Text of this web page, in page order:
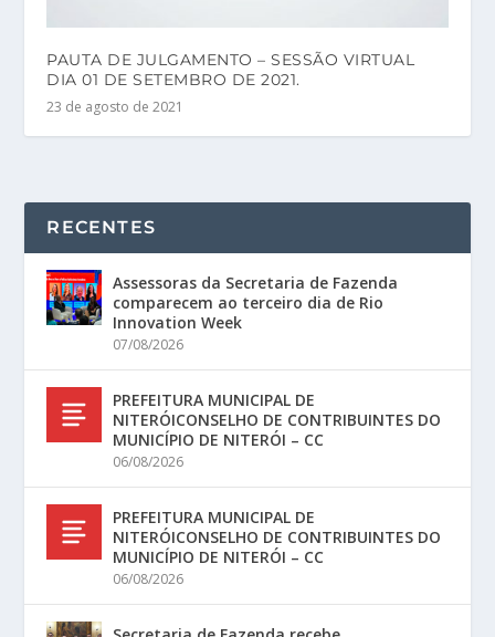
PAUTA DE JULGAMENTO – SESSÃO VIRTUAL
DIA 01 DE SETEMBRO DE 2021.
23 de agosto de 2021
RECENTES
Assessoras da Secretaria de Fazenda
comparecem ao terceiro dia de Rio
Innovation Week
07/08/2026
PREFEITURA MUNICIPAL DE
NITERÓICONSELHO DE CONTRIBUINTES DO
MUNICÍPIO DE NITERÓI – CC
06/08/2026
PREFEITURA MUNICIPAL DE
NITERÓICONSELHO DE CONTRIBUINTES DO
MUNICÍPIO DE NITERÓI – CC
06/08/2026